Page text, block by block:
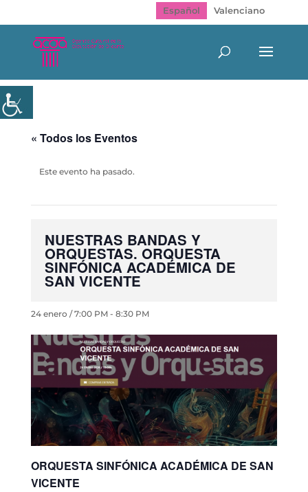
Español Valenciano
« Todos los Eventos
Este evento ha pasado.
NUESTRAS BANDAS Y
ORQUESTAS. ORQUESTA
SINFÓNICA ACADÉMICA DE
SAN VICENTE
24 enero / 7:00 PM- 8:30 PM
ORQUESTA SINFÓNICA ACADÉMICA DE SAN
VICENTE